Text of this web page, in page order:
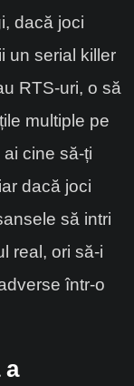
dacă joci
un serial killer
RTS-uri, o să
multiple pe
cine să-ți
iar dacă joci
să intri
real, ori să-i
într-o
a